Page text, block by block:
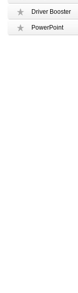
Driver Booster
PowerPoint